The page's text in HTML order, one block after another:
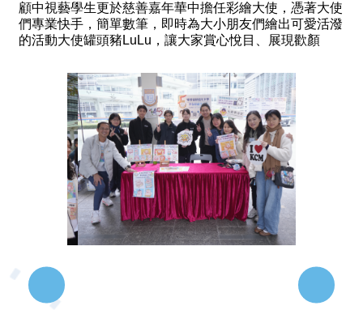
顧中視藝學生更於慈善嘉年華中擔任彩繪大使，憑著大使
們專業快手，簡單數筆，即時為大小朋友們繪出可愛活潑
的活動大使罐頭豬LuLu，讓大家賞心悅目、展現歡顏